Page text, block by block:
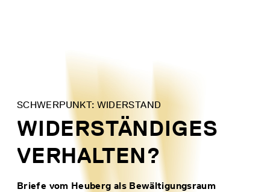
SCHWERPUNKT: WIDERSTAND
WIDERSTÄNDIGES
VERHALTEN?
Briefe vom Heuberg als Bewältigungsraum